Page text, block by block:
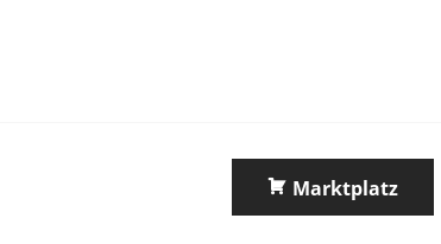
Marktplatz